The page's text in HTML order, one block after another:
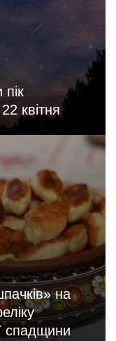
квітня
на
спадщини